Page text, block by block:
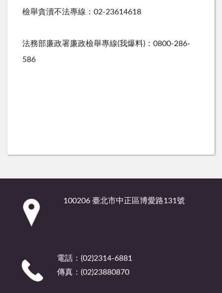
檢舉貪瀆不法專線：02-23614618
法務部廉政署廉政檢舉專線(我爆料)：0800-286-
586
100206 臺北市中正區博愛路131號
電話：(02)2314-6881
傳真：(02)23880870